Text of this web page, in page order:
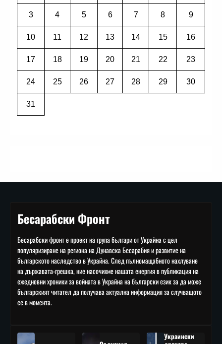
3 4 5 6 7 8 9
10 11 12 13 14 15 16
17 18 19 20 21 22 23
24 25 26 27 28 29 30
31
Бесарабски Фронт
Бесарабски фронт е проект на група българи от Украйна с цел
популяризиране на региона на Дунавска Бесарабия и развитие на
българското наследство в Украйна. След пълномащабното нахлуване
на държавата-грешка, ние насочихме нашата енергия в публикация на
ежедневни хроники за войната в Украйна на български език за да може
българският читател да получава актуална информация за случващото
се в момента.
Украински